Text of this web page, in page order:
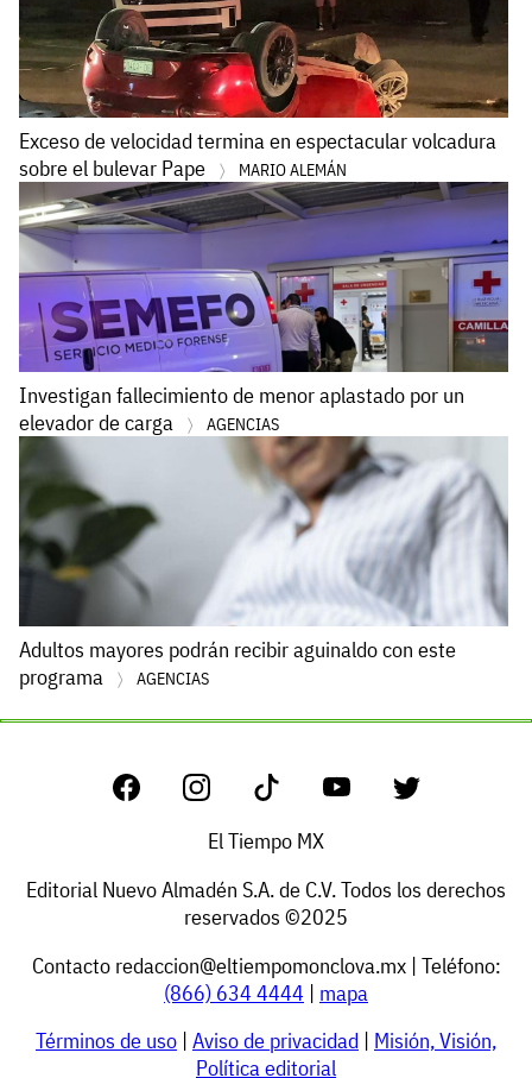
Exceso de velocidad termina en espectacular volcadura
sobre el bulevar Pape
MARIO ALEMÁN
Investigan fallecimiento de menor aplastado por un
elevador de carga
AGENCIAS
Adultos mayores podrán recibir aguinaldo con este
programa
AGENCIAS
El Tiempo MX
Editorial Nuevo Almadén S.A. de C.V. Todos los derechos
reservados ©2025
Contacto redaccion@eltiempomonclova.mx| Teléfono:
(866) 634 4444 | mapa
Términos de uso | Aviso de privacidad | Misión, Visión,
Política editorial